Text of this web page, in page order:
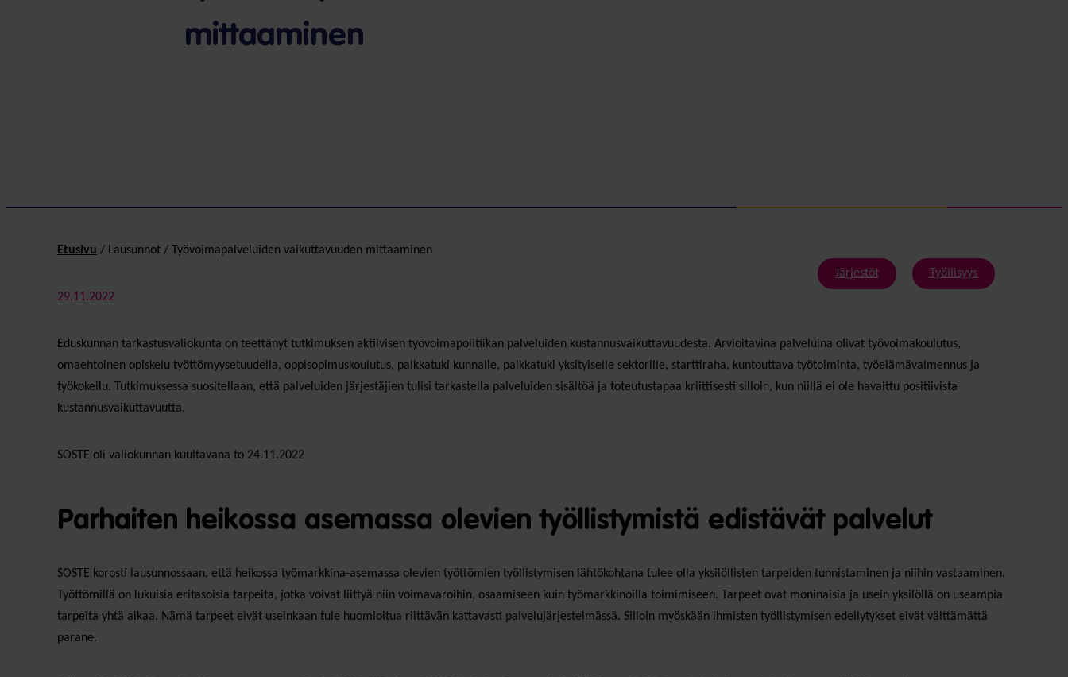
mittaaminen
Etusivu / Lausunnot / Työvoima­palveluiden vaikutta­vuuden mittaaminen
29.11.2022
Järjestöt Työllisyys
Eduskunnan tarkastusvaliokunta on teettänyt tutkimuksen aktiivisen työvoimapolitiikan palveluiden kustannusvaikuttavuudesta. Arvioitavina palveluina olivat työvoimakoulutus,
omaehtoinen opiskelu työttömyysetuudella, oppisopimuskoulutus, palkkatuki kunnalle, palkkatuki yksityiselle sektorille, starttiraha, kuntouttava työtoiminta, työelämävalmennus ja
työkokeilu. Tutkimuksessa suositellaan, että palveluiden järjestäjien tulisi tarkastella palveluiden sisältöä ja toteutustapaa kriittisesti silloin, kun niillä ei ole havaittu positiivista
kustannusvaikuttavuutta.
SOSTE oli valiokunnan kuultavana to 24.11.2022
Parhaiten heikossa asemassa olevien työllistymistä edistävät palvelut
SOSTE korosti lausunnossaan, että heikossa työmarkkina-asemassa olevien työttömien työllistymisen lähtökohtana tulee olla yksilöllisten tarpeiden tunnistaminen ja niihin vastaaminen.
Työttömillä on lukuisia eritasoisia tarpeita, jotka voivat liittyä niin voimavaroihin, osaamiseen kuin työmarkkinoilla toimimiseen. Tarpeet ovat moninaisia ja usein yksilöllä on useampia
tarpeita yhtä aikaa. Nämä tarpeet eivät useinkaan tule huomioitua riittävän kattavasti palvelujärjestelmässä. Silloin myöskään ihmisten työllistymisen edellytykset eivät välttämättä
parane.